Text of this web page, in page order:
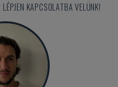
KAPCSOLATBA VELÜNK!